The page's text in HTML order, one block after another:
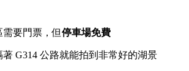
要門票，但停車場免費
G314 公路就能拍到非常好的湖景